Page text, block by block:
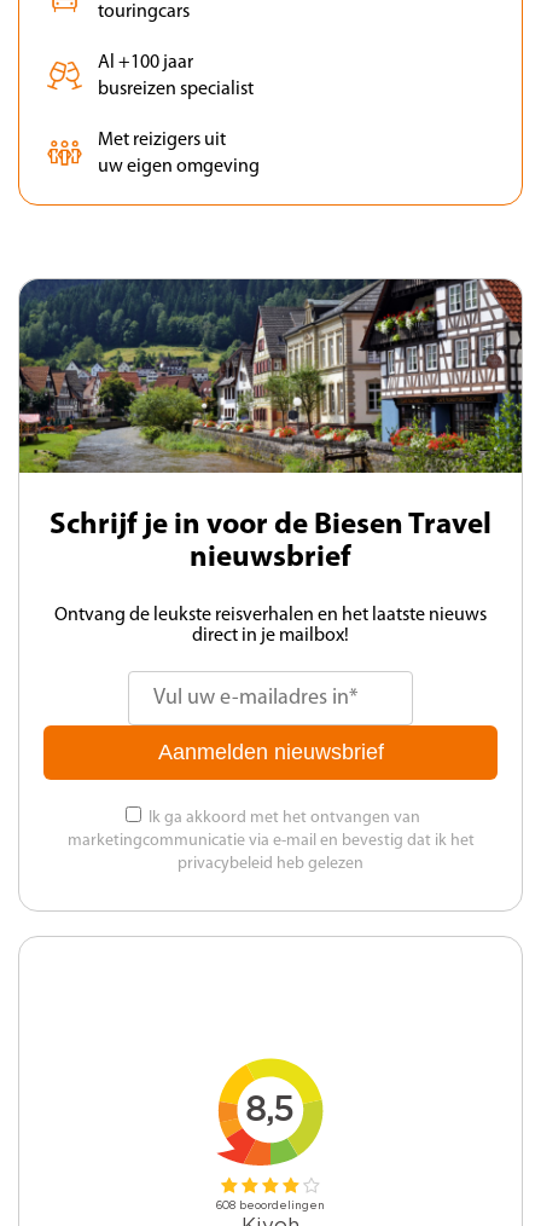
touringcars
Al +100 jaar
busreizen specialist
Met reizigers uit
uw eigen omgeving
Schrijf je in voor de Biesen Travel
nieuwsbrief
Ontvang de leukste reisverhalen en het laatste nieuws
direct in je mailbox!
Aanmelden nieuwsbrief
Ik ga akkoord met het ontvangen van
marketingcommunicatie via e-mail en bevestig dat ik het
privacybeleid heb gelezen